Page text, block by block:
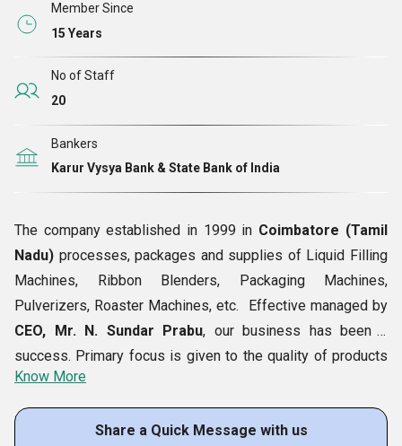
Member Since
15 Years
No of Staff
20
Bankers
Karur Vysya Bank & State Bank of India
The company established in 1999 in Coimbatore (Tamil
Nadu) processes, packages and supplies of Liquid Filling
Machines, Ribbon Blenders, Packaging Machines,
Pulverizers, Roaster Machines, etc. Effective managed by
CEO, Mr. N. Sundar Prabu, our business has been a
success. Primary focus is given to the quality of products
by maintaining the manufacturing operations. The strengths
of our company include quality, personalized services,
competitive prices, fast delivery service, customer based
Know More
Share a Quick Message with us